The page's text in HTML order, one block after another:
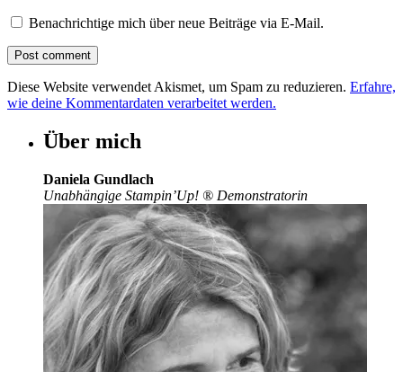
Benachrichtige mich über neue Beiträge via E-Mail.
Diese Website verwendet Akismet, um Spam zu reduzieren. Erfahre,
wie deine Kommentardaten verarbeitet werden.
Über mich
Daniela Gundlach
Unabhängige Stampin’Up! ® Demonstratorin